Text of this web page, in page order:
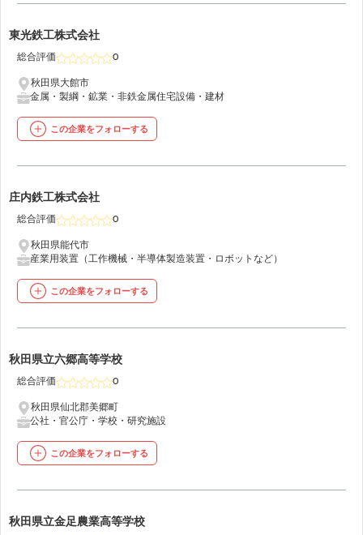
25
東光鉄工株式会社
総合評価 0
秋田県大館市
金属・製綱・鉱業・非鉄金属住宅設備・建材
この企業をフォローする
26
庄内鉄工株式会社
総合評価 0
秋田県能代市
産業用装置（工作機械・半導体製造装置・ロボットなど）
この企業をフォローする
27
秋田県立六郷高等学校
総合評価 0
秋田県仙北郡美郷町
公社・官公庁・学校・研究施設
この企業をフォローする
28
秋田県立金足農業高等学校